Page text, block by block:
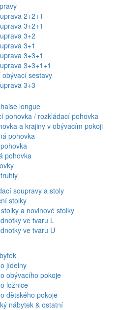
2+2+1
3+2+1
3+2
3+1
3+3+1
3+3+1+1
obývací sestavy
3+3
longue
pohovka / rozkládací pohovka
a krajiny v obývacím pokoji
pohovka
pohovka
soupravy a stoly
stolky
a novinové stolky
ve tvaru L
ve tvaru U
jídelny
obývacího pokoje
ložnice
dětského pokoje
nábytek & ostatní